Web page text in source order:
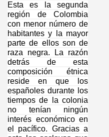
Esta es la segunda
región de Colombia
con menor número de
habitantes y la mayor
parte de ellos son de
raza negra. La razón
detrás de esta
composición étnica
reside en que los
españoles durante los
tiempos de la colonia
no tenían ningún
interés económico en
el pacífico. Gracias a